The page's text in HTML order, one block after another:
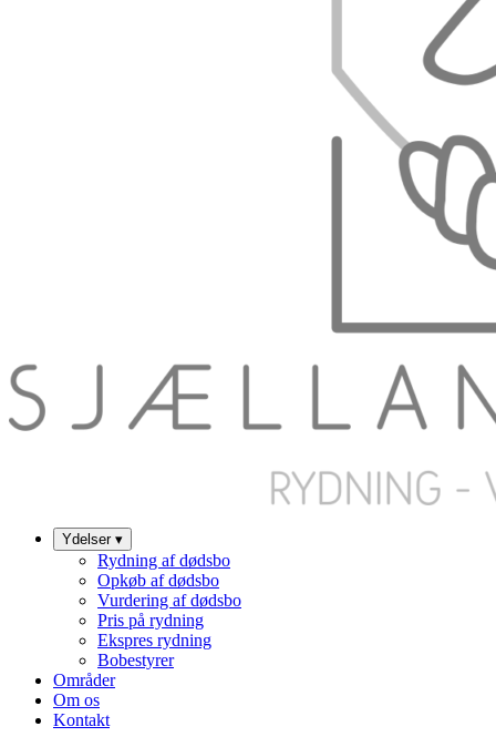
Ydelser ▾
Rydning af dødsbo
Opkøb af dødsbo
Vurdering af dødsbo
Pris på rydning
Ekspres rydning
Bobestyrer
Områder
Om os
Kontakt